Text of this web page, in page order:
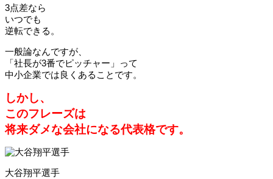
3点差なら
いつでも
逆転できる。
一般論なんですが、
「社長が3番でピッチャー」って
中小企業では良くあることです。
しかし、
このフレーズは
将来ダメな会社になる代表格です。
大谷翔平選手